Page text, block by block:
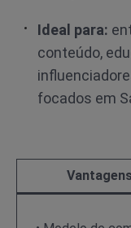
Ideal para:
conteúdo,
focados em
Vantagens